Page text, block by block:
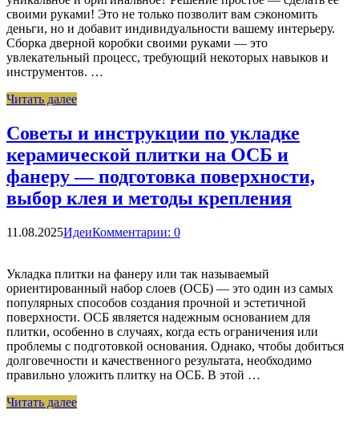
своими руками! Это не только позволит вам сэкономить
деньги, но и добавит индивидуальности вашему интерьеру.
Сборка дверной коробки своими руками — это
увлекательный процесс, требующий некоторых навыков и
инструментов. …
Читать далее
Советы и инструкции по укладке
керамической плитки на ОСБ и
фанеру — подготовка поверхности,
выбор клея и методы крепления
11.08.2025ИдеиКомментарии: 0
Укладка плитки на фанеру или так называемый
ориентированный набор слоев (ОСБ) — это один из самых
популярных способов создания прочной и эстетичной
поверхности. ОСБ является надежным основанием для
плитки, особенно в случаях, когда есть ограничения или
проблемы с подготовкой основания. Однако, чтобы добиться
долговечности и качественного результата, необходимо
правильно уложить плитку на ОСБ. В этой …
Читать далее